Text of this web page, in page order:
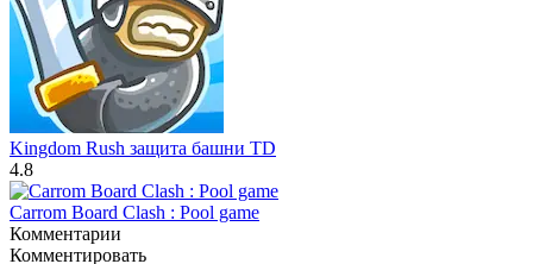
Kingdom Rush защита башни TD
4.8
Carrom Board Clash : Pool game
Комментарии
Комментировать